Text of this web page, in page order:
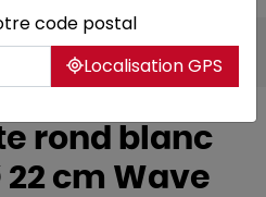
rond blanc
cm Wave
code postal
Localisation GPS